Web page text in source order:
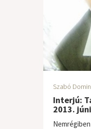
Szabó
Interjú:
2013.